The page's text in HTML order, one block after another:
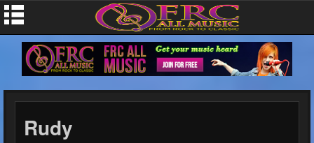
Rudy